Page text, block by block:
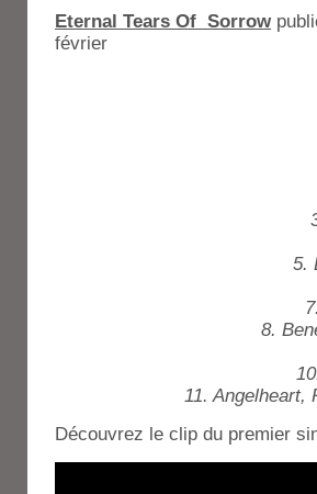
Eternal Tears Of Sorrow
février
5.
8.
11. Angelheart,
Découvrez le clip du premier